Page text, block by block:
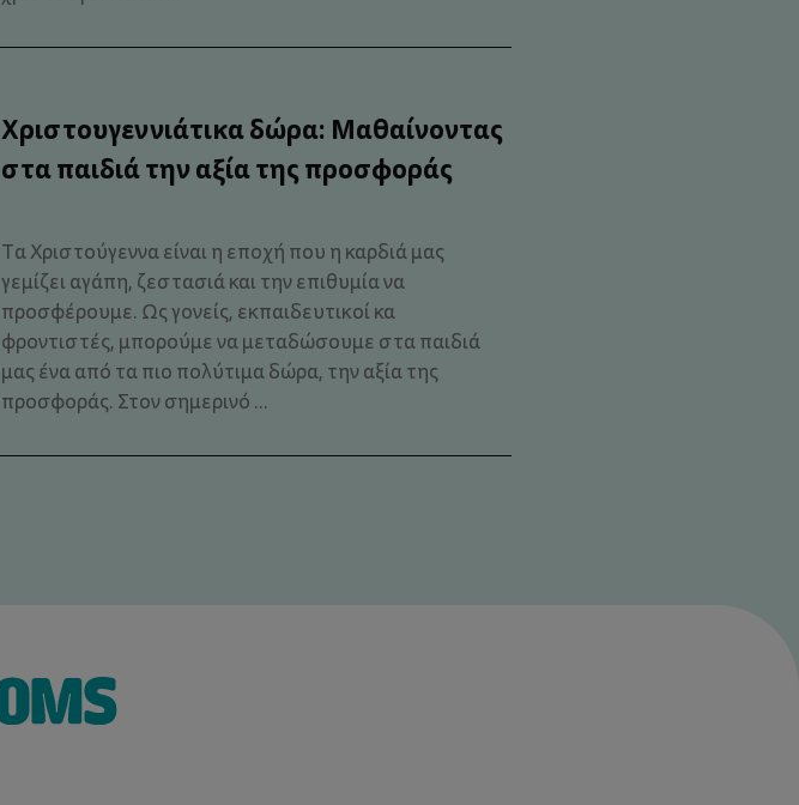
Χριστουγεννιάτικα δώρα: Μαθαίνοντας
στα παιδιά την αξία της προσφοράς
Τα Χριστούγεννα είναι η εποχή που η καρδιά μας
γεμίζει αγάπη, ζεστασιά και την επιθυμία να
προσφέρουμε. Ως γονείς, εκπαιδευτικοί κα
φροντιστές, μπορούμε να μεταδώσουμε στα παιδιά
μας ένα από τα πιο πολύτιμα δώρα, την αξία της
προσφοράς. Στον σημερινό ...